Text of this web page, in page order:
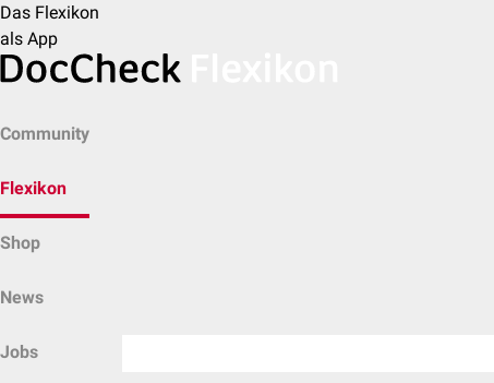
Das Flexikon
als App
Community
Flexikon
Shop
News
Jobs